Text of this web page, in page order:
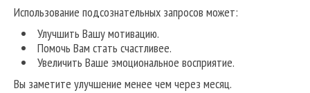
Использование подсознательных запросов может:
Улучшить Вашу мотивацию.
Помочь Вам стать счастливее.
Увеличить Ваше эмоциональное восприятие.
Вы заметите улучшение менее чем через месяц.